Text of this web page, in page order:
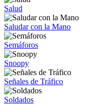
Salud
Saludar con la Mano
Semáforos
Snoopy
Señales de Tráfico
Soldados